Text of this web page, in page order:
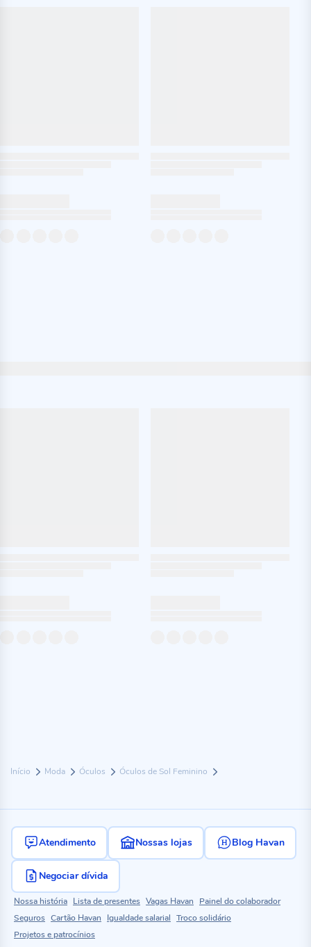
Início Moda Óculos Óculos de Sol Feminino
Atendimento Nossas lojas Blog Havan
Negociar dívida
Nossa história Lista de presentes Vagas Havan
Painel do colaborador
Seguros Cartão Havan Igualdade salarial Troco solidário
Projetos e patrocínios